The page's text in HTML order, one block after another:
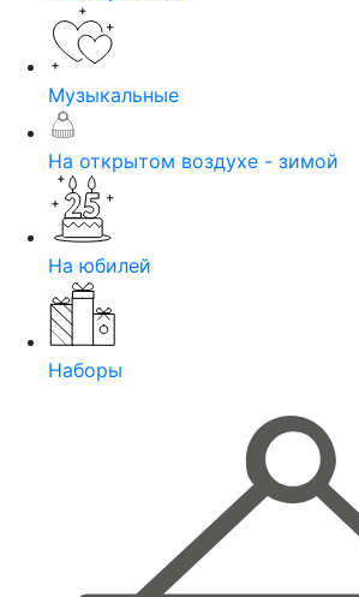
Музыкальные
На открытом воздухе - зимой
На юбилей
Наборы